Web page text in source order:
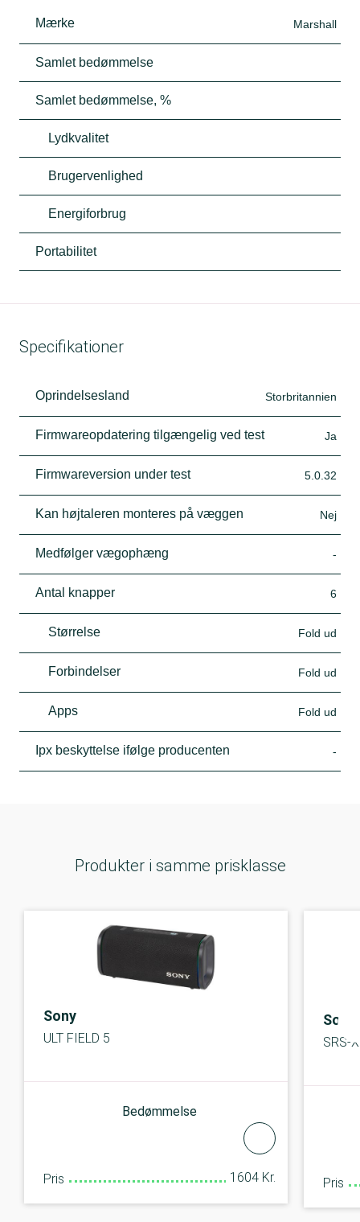
Mærke Marshall
Samlet bedømmelse
Samlet bedømmelse, %
Lydkvalitet
Brugervenlighed
Energiforbrug
Portabilitet
Specifikationer
Oprindelsesland Storbritannien
Firmwareopdatering tilgængelig ved test Ja
Firmwareversion under test 5.0.32
Kan højtaleren monteres på væggen Nej
Medfølger vægophæng -
Antal knapper 6
Størrelse Fold ud
Forbindelser Fold ud
Apps Fold ud
Ipx beskyttelse ifølge producenten -
Produkter i samme prisklasse
Sony
ULT FIELD 5
Bedømmelse
Pris 1604 Kr.
Sony
SRS-
Pris